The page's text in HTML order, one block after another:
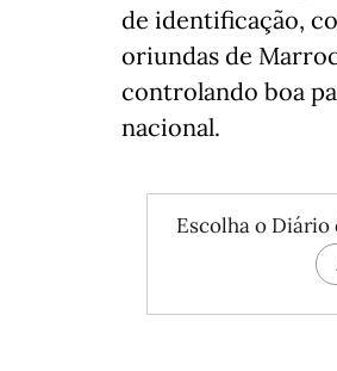
de identificação,
oriundas de
controlando boa
nacional.
Escolha o